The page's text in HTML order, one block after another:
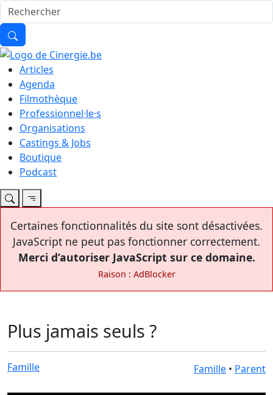
Articles
Agenda
Filmothèque
Professionnel·le·s
Organisations
Castings & Jobs
Boutique
Podcast
Certaines fonctionnalités du site sont désactivées.
JavaScript ne peut pas fonctionner correctement.
Merci d’autoriser JavaScript sur ce domaine.
Raison : AdBlocker
Plus jamais seuls ?
Famille Famille • Parent